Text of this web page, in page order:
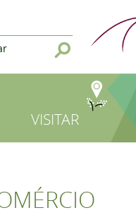
VISITAR